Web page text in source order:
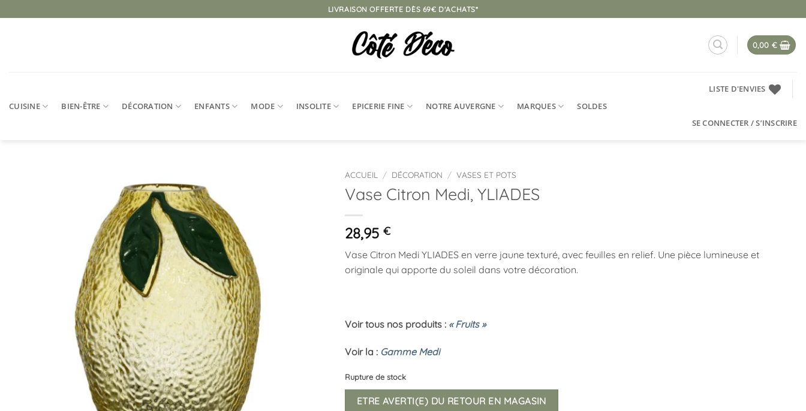
au
LIVRAISON OFFERTE DÈS 69€ D'ACHATS*
0,00 €
CUISINE BIEN-ÊTRE DÉCORATION ENFANTS MODE INSOLITE EPICERIE FINE NOTRE AUVERGNE MARQUES SOLDES
LISTE D'ENVIES
SE CONNECTER / S’INSCRIRE
ACCUEIL / DÉCORATION / VASES ET POTS
Vase Citron Medi, YLIADES
28,95 €
Vase Citron Medi YLIADES en verre jaune texturé, avec feuilles en relief. Une pièce lumineuse et
originale qui apporte du soleil dans votre décoration.
Voir tous nos produits : « Fruits »
Voir la : Gamme Medi
Rupture de stock
ETRE AVERTI(E) DU RETOUR EN MAGASIN